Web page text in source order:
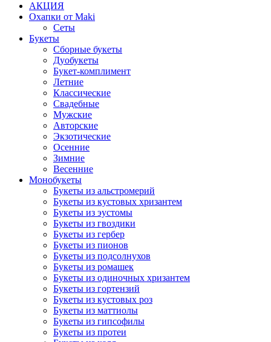
АКЦИЯ
Охапки от Maki
Сеты
Букеты
Сборные букеты
Дуобукеты
Букет-комплимент
Летние
Классические
Свадебные
Мужские
Авторские
Экзотические
Осенние
Зимние
Весенние
Монобукеты
Букеты из альстромерий
Букеты из кустовых хризантем
Букеты из эустомы
Букеты из гвоздики
Букеты из гербер
Букеты из пионов
Букеты из подсолнухов
Букеты из ромашек
Букеты из одиночных хризантем
Букеты из гортензий
Букеты из кустовых роз
Букеты из маттиолы
Букеты из гипсофилы
Букеты из протеи